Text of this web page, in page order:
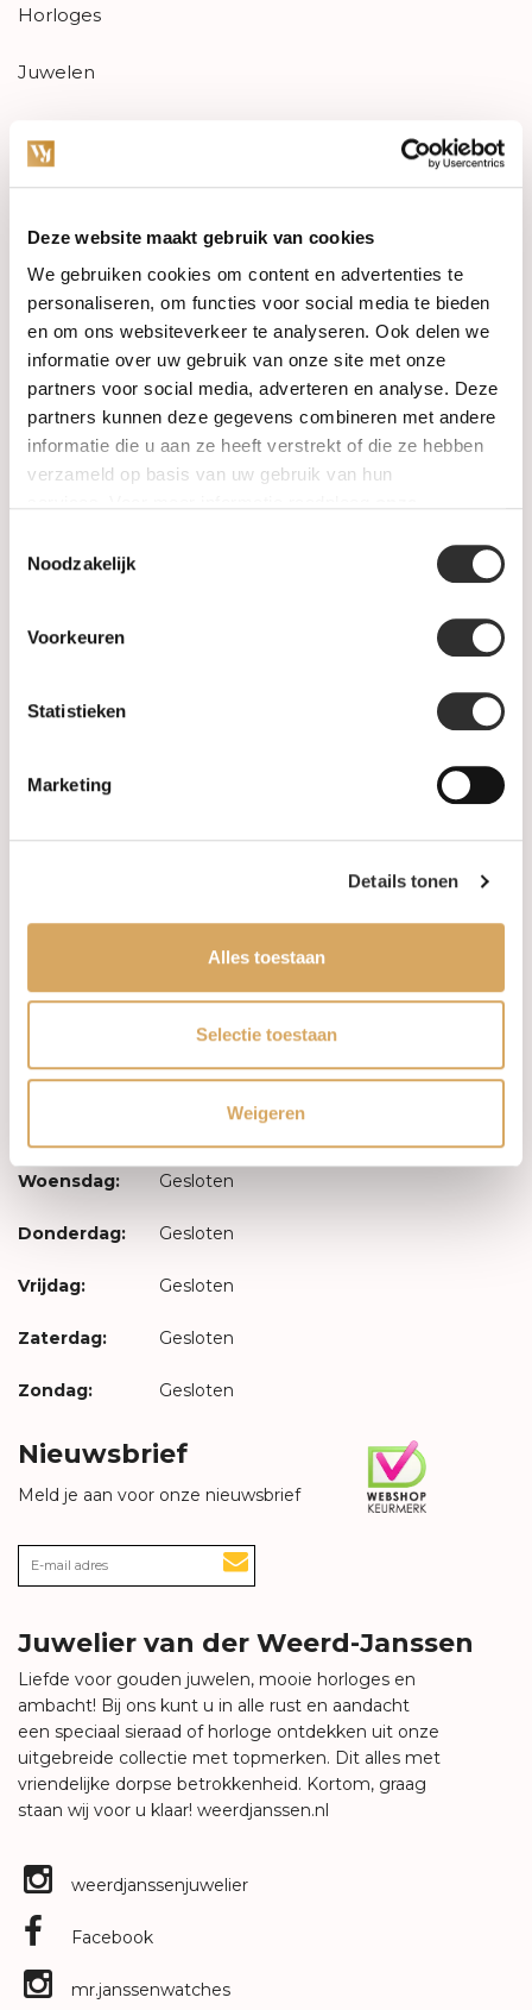
Deze website maakt gebruik van cookies
We gebruiken cookies om content en advertenties te
personaliseren, om functies voor social media te bieden
en om ons websiteverkeer te analyseren. Ook delen we
informatie over uw gebruik van onze site met onze
partners voor social media, adverteren en analyse. Deze
partners kunnen deze gegevens combineren met andere
informatie die u aan ze heeft verstrekt of die ze hebben
verzameld op basis van uw gebruik van hun
Noodzakelijk
Voorkeuren
Statistieken
Marketing
Details tonen
Alles toestaan
Selectie toestaan
Weigeren
Horloges
Juwelen
PRE-OWNED
Luxe Accessoires
Informatie
Heren Sieraden
SALE
Levertijd & verzendkosten
Maandag: Gesloten
Woensdag: Gesloten
Donderdag: Gesloten
Vrijdag: Gesloten
Zaterdag: Gesloten
Zondag: Gesloten
Nieuwsbrief
Meld je aan voor onze nieuwsbrief
Juwelier van der Weerd-Janssen
Liefde voor gouden juwelen, mooie horloges en
ambacht! Bij ons kunt u in alle rust en aandacht
een speciaal sieraad of horloge ontdekken uit onze
uitgebreide collectie met topmerken. Dit alles met
vriendelijke dorpse betrokkenheid. Kortom, graag
staan wij voor u klaar! weerdjanssen.nl
weerdjanssenjuwelier
Facebook
mr.janssenwatches